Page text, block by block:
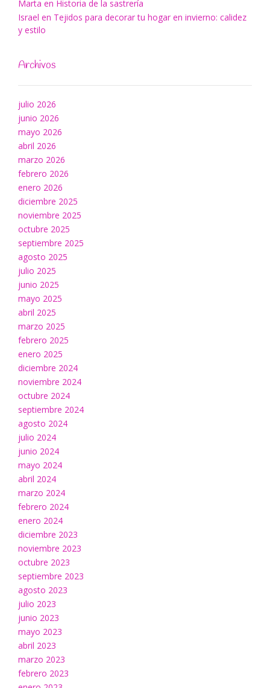
Marta en Historia de la sastrería
Israel en Tejidos para decorar tu hogar en invierno: calidez
y estilo
Archivos
julio 2026
junio 2026
mayo 2026
abril 2026
marzo 2026
febrero 2026
enero 2026
diciembre 2025
noviembre 2025
octubre 2025
septiembre 2025
agosto 2025
julio 2025
junio 2025
mayo 2025
abril 2025
marzo 2025
febrero 2025
enero 2025
diciembre 2024
noviembre 2024
octubre 2024
septiembre 2024
agosto 2024
julio 2024
junio 2024
mayo 2024
abril 2024
marzo 2024
febrero 2024
enero 2024
diciembre 2023
noviembre 2023
octubre 2023
septiembre 2023
agosto 2023
julio 2023
junio 2023
mayo 2023
abril 2023
marzo 2023
febrero 2023